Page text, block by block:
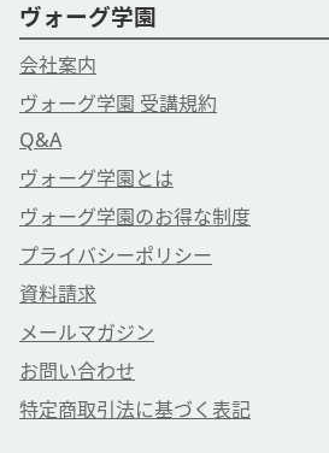
ヴォーグ学園
会社案内
ヴォーグ学園 受講規約
Q&A
ヴォーグ学園とは
ヴォーグ学園のお得な制度
プライバシーポリシー
資料請求
メールマガジン
お問い合わせ
特定商取引法に基づく表記